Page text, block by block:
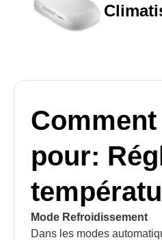
pour:
Mode Refroidissement
Dans les modes